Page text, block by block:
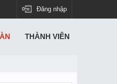
Đăng nhập
THÀNH VIÊN